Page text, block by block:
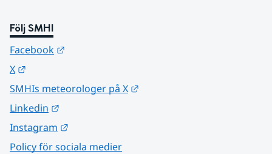
Följ SMHI
Facebook
X
SMHIs meteorologer på X
Linkedin
Instagram
Policy för sociala medier